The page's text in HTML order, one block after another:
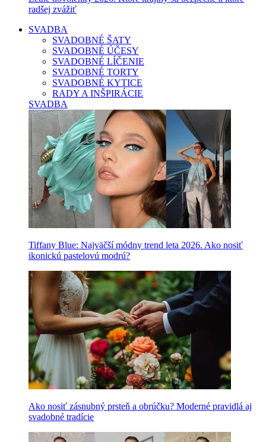
radšej zvážiť
SVADBA
SVADOBNÉ ŠATY
SVADOBNÉ ÚČESY
SVADOBNÉ LÍČENIE
SVADOBNÉ TORTY
SVADOBNÉ KYTICE
RADY A INŠPIRÁCIE
SVADBA
Tiffany Blue: Najväčší módny trend leta 2026. Ako nosiť
ikonickú pastelovú modrú?
Ako nosiť zásnubný prsteň a obrúčku? Moderné pravidlá aj
svadobné tradície